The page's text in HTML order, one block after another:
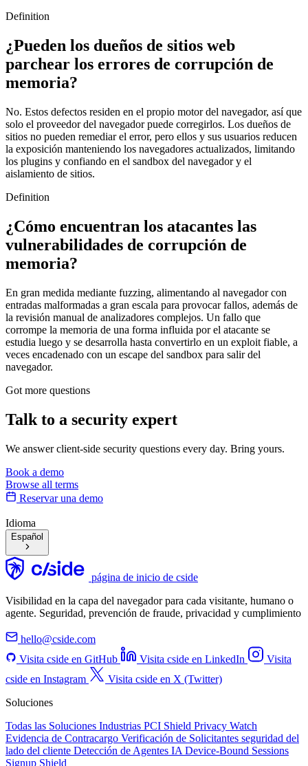
Definition
¿Pueden los dueños de sitios web
parchear los errores de corrupción de
memoria?
No. Estos defectos residen en el propio motor del navegador, así que
solo el proveedor del navegador puede corregirlos. Los dueños de
sitios no pueden remediar el error, pero ellos y sus usuarios reducen
la exposición manteniendo los navegadores actualizados, limitando
los plugins y confiando en el sandbox del navegador y el
aislamiento de sitios.
Definition
¿Cómo encuentran los atacantes las
vulnerabilidades de corrupción de
memoria?
En gran medida mediante fuzzing, alimentando al navegador con
entradas malformadas a gran escala para provocar fallos, además de
la revisión manual de analizadores complejos. Un fallo que
corrompe la memoria de una forma influida por el atacante se
estudia luego y se desarrolla hasta convertirlo en un exploit fiable, a
veces encadenado con un escape del sandbox para salir del
navegador.
Got more questions
Talk to a security expert
We answer client-side security questions every day. Bring yours.
Book a demo
Browse all terms
Reservar una demo
Idioma
Español
página de inicio de cside
Visibilidad en la capa del navegador para cada visitante, humano o
agente. Seguridad, prevención de fraude, privacidad y cumplimiento
hello@cside.com
Visita cside en GitHub
Visita cside en LinkedIn
Visita
cside en Instagram
Visita cside en X (Twitter)
Soluciones
Todas las Soluciones Industrias PCI Shield Privacy Watch
Evidencia de Contracargo Verificación de Solicitantes seguridad del
lado del cliente Detección de Agentes IA Device-Bound Sessions
Signup Shield